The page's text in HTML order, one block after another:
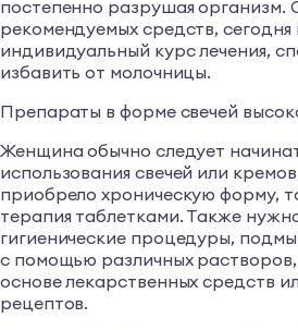
постепенно разрушая организм.
рекомендуемых средств,
индивидуальный курс лечения,
избавить от молочницы.
Препараты в форме свечей
Женщина обычно следует
использования свечей или
приобрело хроническую форму,
терапия таблетками. Также
гигиенические процедуры,
с помощью различных
основе лекарственных средств
рецептов.